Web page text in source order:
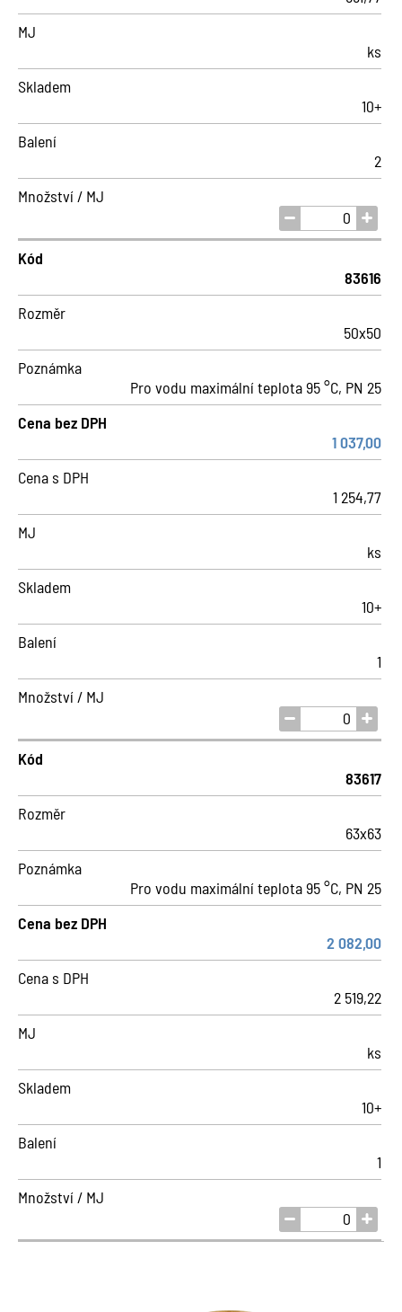
MJ
ks
Skladem
10+
Balení
2
Množství / MJ
Kód
83616
Rozměr
50x50
Poznámka
Pro vodu maximální teplota 95 °C, PN 25
Cena bez DPH
1 037,00
Cena s DPH
1 254,77
MJ
ks
Skladem
10+
Balení
1
Množství / MJ
Kód
83617
Rozměr
63x63
Poznámka
Pro vodu maximální teplota 95 °C, PN 25
Cena bez DPH
2 082,00
Cena s DPH
2 519,22
MJ
ks
Skladem
10+
Balení
1
Množství / MJ